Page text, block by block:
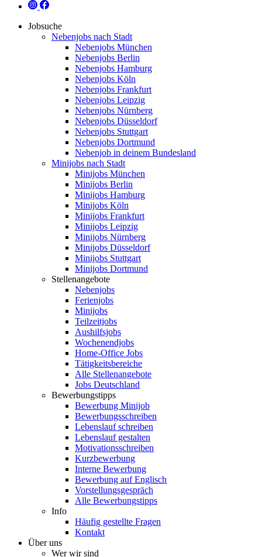
Jobsuche
Nebenjobs nach Stadt
Nebenjobs München
Nebenjobs Berlin
Nebenjobs Hamburg
Nebenjobs Köln
Nebenjobs Frankfurt
Nebenjobs Leipzig
Nebenjobs Nürnberg
Nebenjobs Düsseldorf
Nebenjobs Stuttgart
Nebenjobs Dortmund
Nebenjob in deinem Bundesland
Minijobs nach Stadt
Minijobs München
Minijobs Berlin
Minijobs Hamburg
Minijobs Köln
Minijobs Frankfurt
Minijobs Leipzig
Minijobs Nürnberg
Minijobs Düsseldorf
Minijobs Stuttgart
Minijobs Dortmund
Stellenangebote
Nebenjobs
Ferienjobs
Minijobs
Teilzeitjobs
Aushilfsjobs
Wochenendjobs
Home-Office Jobs
Tätigkeitsbereiche
Alle Stellenangebote
Jobs Deutschland
Bewerbungstipps
Bewerbung Minijob
Bewerbungsschreiben
Lebenslauf schreiben
Lebenslauf gestalten
Motivationsschreiben
Kurzbewerbung
Interne Bewerbung
Bewerbung auf Englisch
Vorstellungsgespräch
Alle Bewerbungstipps
Info
Häufig gestellte Fragen
Kontakt
Über uns
Wer wir sind